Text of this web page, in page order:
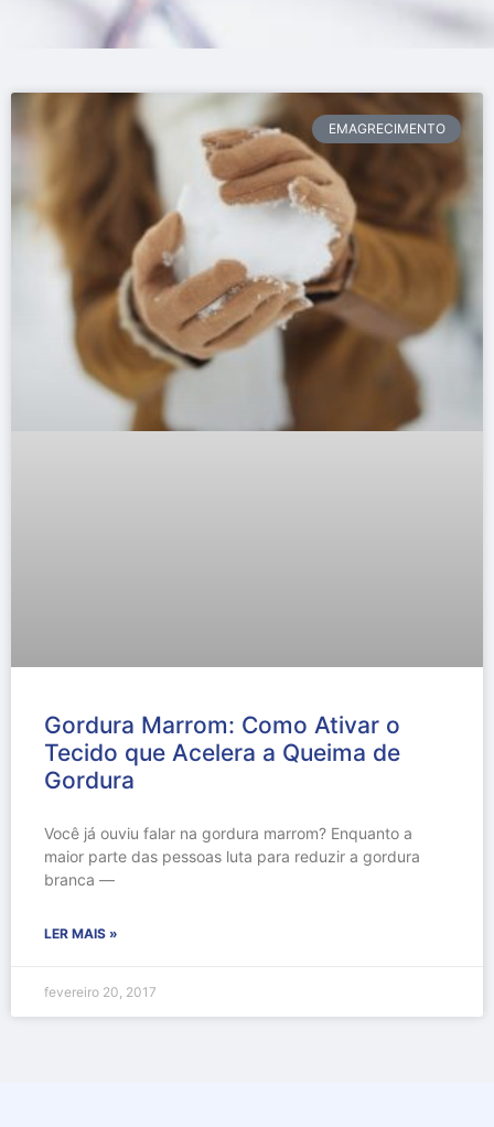
EMAGRECIMENTO
Gordura Marrom: Como Ativar o
Tecido que Acelera a Queima de
Gordura
Você já ouviu falar na gordura marrom? Enquanto a
maior parte das pessoas luta para reduzir a gordura
branca —
LER MAIS »
fevereiro 20, 2017